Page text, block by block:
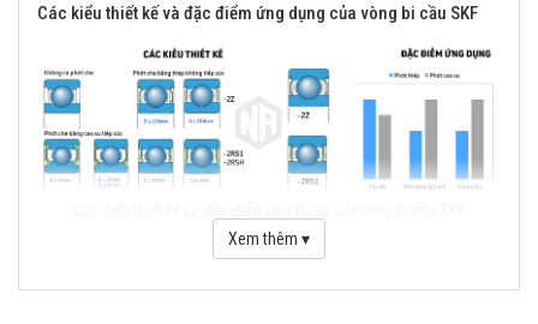
Các kiểu thiết kế và đặc điểm ứng dụng của vòng bi cầu SKF
Những cải tiến quan trọng đối với vòng bi cầu SKF Explorer
Xem thêm ▾